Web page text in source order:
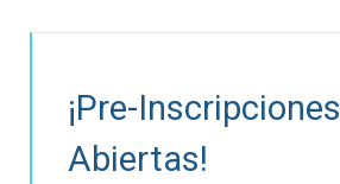
¡Pre-Inscripciones
Abiertas!